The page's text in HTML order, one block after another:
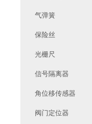
气弹簧
保险丝
光栅尺
信号隔离器
角位移传感器
阀门定位器